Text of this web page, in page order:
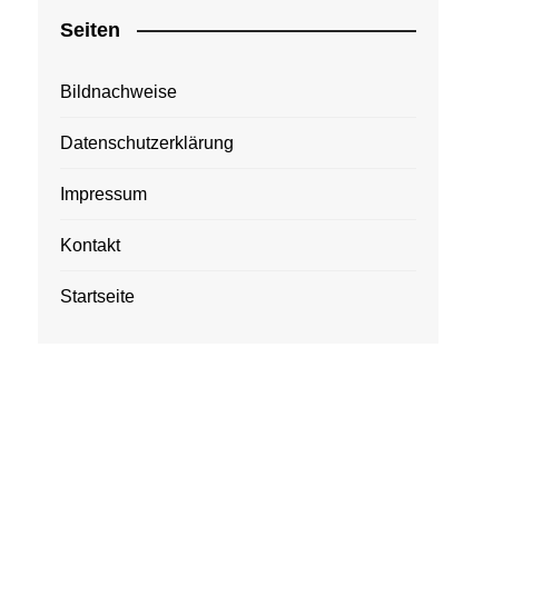
Seiten
Bildnachweise
Datenschutzerklärung
Impressum
Kontakt
Startseite